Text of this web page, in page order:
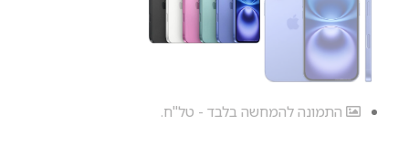
התמונה להמחשה בלבד - טל"ח.